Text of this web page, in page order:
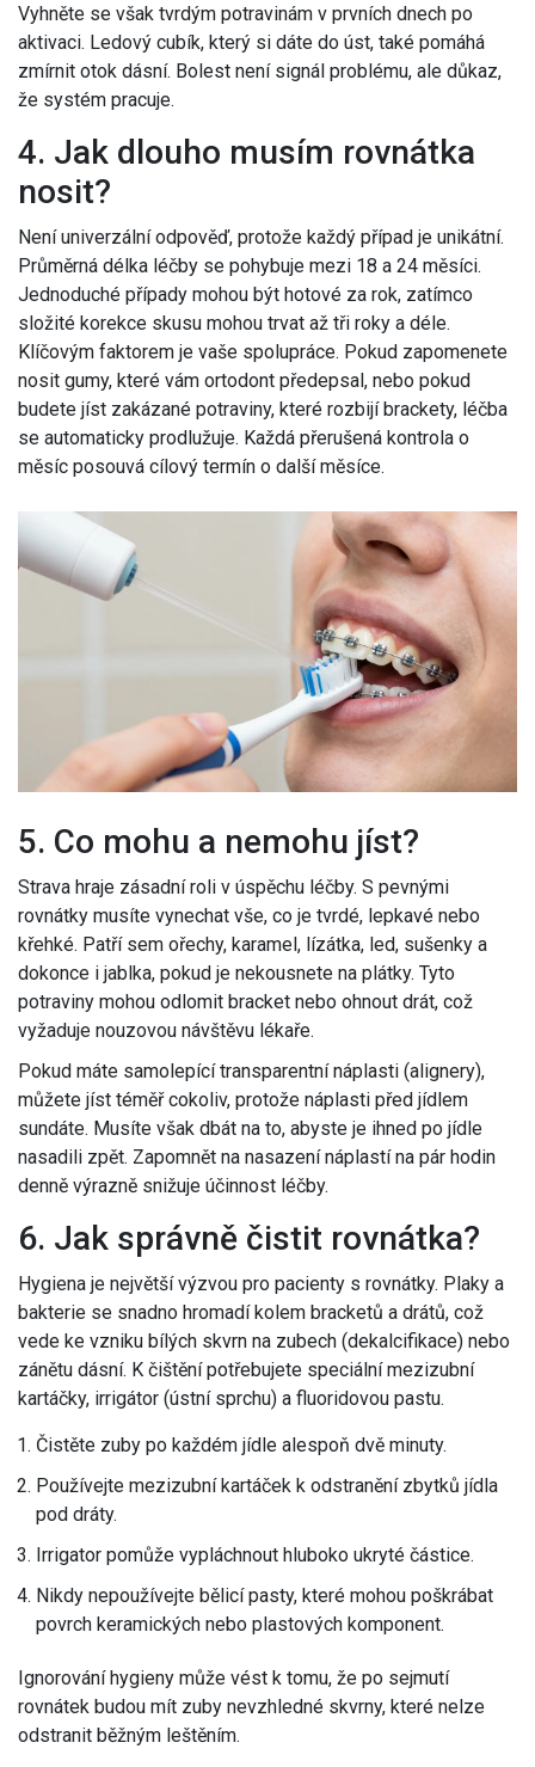
Vyhněte se však tvrdým potravinám v prvních dnech po
aktivaci. Ledový cubík, který si dáte do úst, také pomáhá
zmírnit otok dásní. Bolest není signál problému, ale důkaz,
že systém pracuje.
4. Jak dlouho musím rovnátka
nosit?
Není univerzální odpověď, protože každý případ je unikátní.
Průměrná délka léčby se pohybuje mezi 18 a 24 měsíci.
Jednoduché případy mohou být hotové za rok, zatímco
složité korekce skusu mohou trvat až tři roky a déle.
Klíčovým faktorem je vaše spolupráce. Pokud zapomenete
nosit gumy, které vám ortodont předepsal, nebo pokud
budete jíst zakázané potraviny, které rozbijí brackety, léčba
se automaticky prodlužuje. Každá přerušená kontrola o
měsíc posouvá cílový termín o další měsíce.
5. Co mohu a nemohu jíst?
Strava hraje zásadní roli v úspěchu léčby. S pevnými
rovnátky musíte vynechat vše, co je tvrdé, lepkavé nebo
křehké. Patří sem ořechy, karamel, lízátka, led, sušenky a
dokonce i jablka, pokud je nekousnete na plátky. Tyto
potraviny mohou odlomit bracket nebo ohnout drát, což
vyžaduje nouzovou návštěvu lékaře.
Pokud máte samolepící transparentní náplasti (alignery),
můžete jíst téměř cokoliv, protože náplasti před jídlem
sundáte. Musíte však dbát na to, abyste je ihned po jídle
nasadili zpět. Zapomnět na nasazení náplastí na pár hodin
denně výrazně snižuje účinnost léčby.
6. Jak správně čistit rovnátka?
Hygiena je největší výzvou pro pacienty s rovnátky. Plaky a
bakterie se snadno hromadí kolem bracketů a drátů, což
vede ke vzniku bílých skvrn na zubech (dekalcifikace) nebo
zánětu dásní. K čištění potřebujete speciální mezizubní
kartáčky, irrigátor (ústní sprchu) a fluoridovou pastu.
Čistěte zuby po každém jídle alespoň dvě minuty.
Používejte mezizubní kartáček k odstranění zbytků jídla
pod dráty.
Irrigator pomůže vypláchnout hluboko ukryté částice.
Nikdy nepoužívejte bělicí pasty, které mohou poškrábat
povrch keramických nebo plastových komponent.
Ignorování hygieny může vést k tomu, že po sejmutí
rovnátek budou mít zuby nevzhledné skvrny, které nelze
odstranit běžným leštěním.